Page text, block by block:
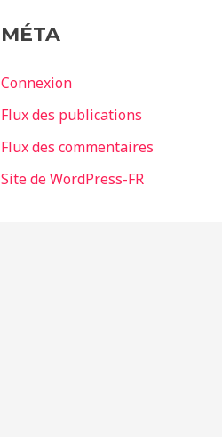
MÉTA
Connexion
Flux des publications
Flux des commentaires
Site de WordPress-FR